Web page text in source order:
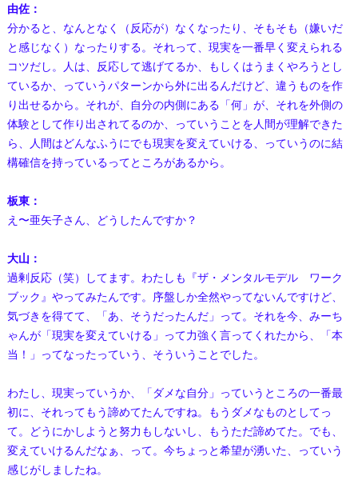
由佐：
分かると、なんとなく（反応が）なくなったり、そもそも（嫌いだ
と感じなく）なったりする。それって、現実を一番早く変えられる
コツだし。人は、反応して逃げてるか、もしくはうまくやろうとし
ているか、っていうパターンから外に出るんだけど、違うものを作
り出せるから。それが、自分の内側にある「何」が、それを外側の
体験として作り出されてるのか、っていうことを人間が理解できた
ら、人間はどんなふうにでも現実を変えていける、っていうのに結
構確信を持っているってところがあるから。
板東：
え〜亜矢子さん、どうしたんですか？
大山：
過剰反応（笑）してます。わたしも『ザ・メンタルモデル ワーク
ブック』やってみたんです。序盤しか全然やってないんですけど、
気づきを得てて、「あ、そうだったんだ」って。それを今、みーち
ゃんが「現実を変えていける」って力強く言ってくれたから、「本
当！」ってなったっていう、そういうことでした。
わたし、現実っていうか、「ダメな自分」っていうところの一番最
初に、それってもう諦めてたんですね。もうダメなものとしてっ
て。どうにかしようと努力もしないし、もうただ諦めてた。でも、
変えていけるんだなぁ、って。今ちょっと希望が湧いた、っていう
感じがしましたね。